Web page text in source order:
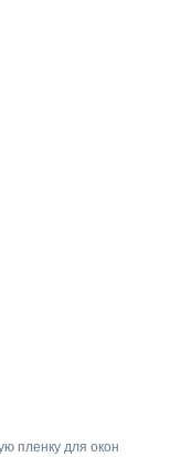
пленку для окон